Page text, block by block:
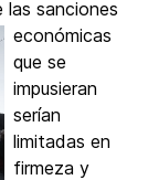
sanciones
económicas
que se
impusieran
serían
limitadas en
firmeza y ​​